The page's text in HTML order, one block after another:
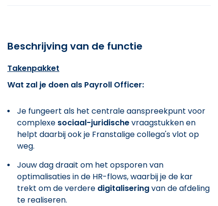
Beschrijving van de functie
Takenpakket
Wat zal je doen als Payroll Officer:
Je fungeert als het centrale aanspreekpunt voor
complexe sociaal-juridischevraagstukken en
helpt daarbij ook je Franstalige collega's vlot op
weg.
Jouw dag draait om het opsporen van
optimalisaties in de HR-flows, waarbij je de kar
trekt om de verdere digitaliseringvan de afdeling
te realiseren.